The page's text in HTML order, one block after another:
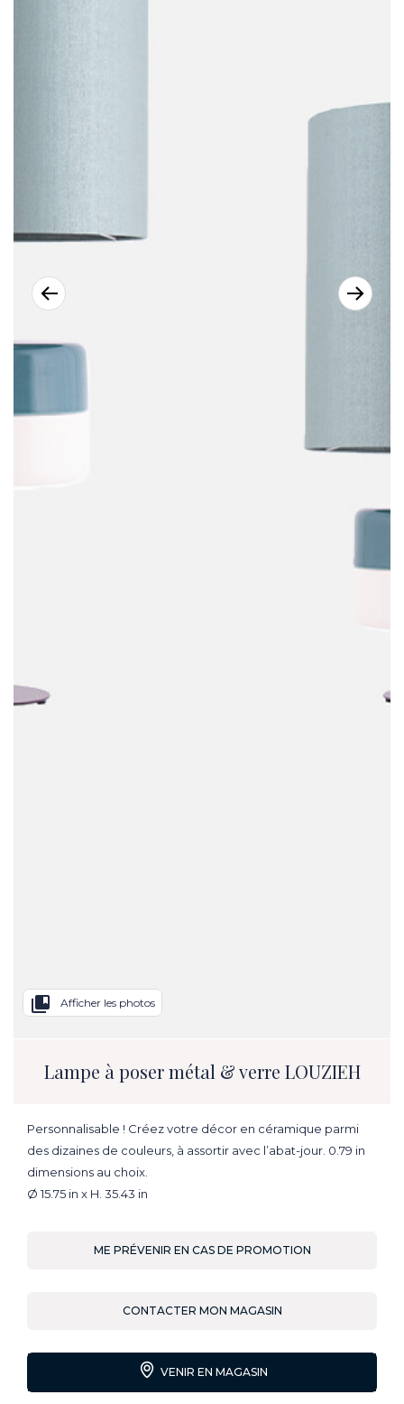
collections_bookmark Afficher les photos
Lampe à poser métal & verre LOUZIEH
Personnalisable ! Créez votre décor en céramique parmi
des dizaines de couleurs, à assortir avec l’abat-jour. 0.79 in
dimensions au choix.
Ø 15.75 in x H. 35.43 in
ME PRÉVENIR EN CAS DE PROMOTION
CONTACTER MON MAGASIN
VENIR EN MAGASIN